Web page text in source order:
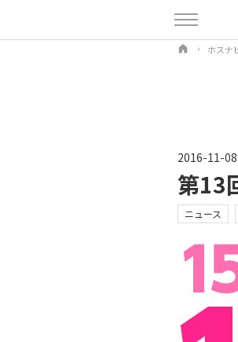
ホスナ
2016-11-08
第13
ニュース